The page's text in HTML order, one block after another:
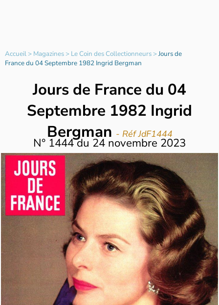
Accueil> Magazines> Le Coin des Collectionneurs>Jours de
France du 04 Septembre 1982 Ingrid Bergman
Jours de France du 04
Septembre 1982 Ingrid
Bergman - Réf JdF1444
N° 1444du 24 novembre 2023